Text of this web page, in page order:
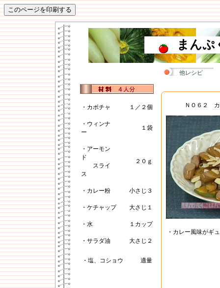
まん
他レシピ
・カボチャ １／２個
・ウィンナ
ー
１袋
・アーモン
ド
スライ
ス
２０ｇ
・カレー粉 小さじ３
・ケチャップ 大さじ１
・水 １カップ
・サラダ油 大さじ２
・塩、コショウ 適量
ＮＯ６２ カ
・カレー風味がギ